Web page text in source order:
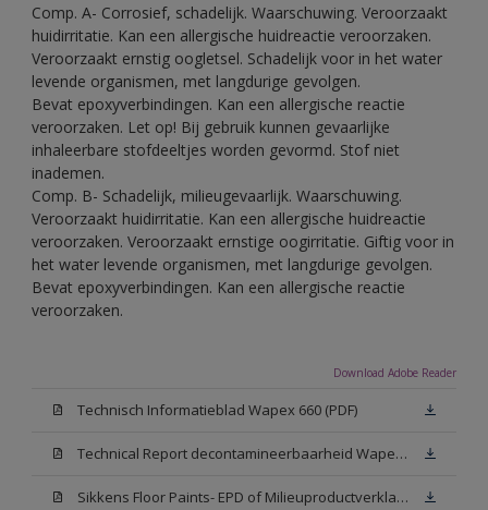
Comp. A- Corrosief, schadelijk. Waarschuwing. Veroorzaakt
huidirritatie. Kan een allergische huidreactie veroorzaken.
Veroorzaakt ernstig oogletsel. Schadelijk voor in het water
levende organismen, met langdurige gevolgen.
Bevat epoxyverbindingen. Kan een allergische reactie
veroorzaken. Let op! Bij gebruik kunnen gevaarlijke
inhaleerbare stofdeeltjes worden gevormd. Stof niet
inademen.
Comp. B- Schadelijk, milieugevaarlijk. Waarschuwing.
Veroorzaakt huidirritatie. Kan een allergische huidreactie
veroorzaken. Veroorzaakt ernstige oogirritatie. Giftig voor in
het water levende organismen, met langdurige gevolgen.
Bevat epoxyverbindingen. Kan een allergische reactie
veroorzaken.
Download Adobe Reader
Technisch Informatieblad Wapex 660 (PDF)
Technical Report decontamineerbaarheid Wapex 660
Sikkens Floor Paints- EPD of Milieuproductverklaring